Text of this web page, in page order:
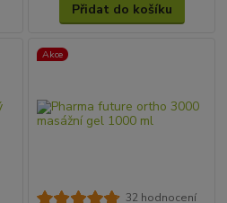
Přidat do košíku
Akce
32 hodnocení